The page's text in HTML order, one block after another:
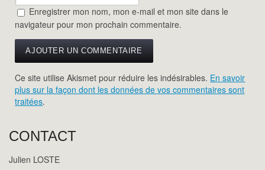
Enregistrer mon nom, mon e-mail et mon site dans le
navigateur pour mon prochain commentaire.
Ce site utilise Akismet pour réduire les indésirables. En savoir
plus sur la façon dont les données de vos commentaires sont
traitées.
CONTACT
Julien LOSTE